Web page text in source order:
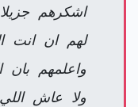
اشكرهم
لهم ان انت
واعلمهم بان
ولا عاش